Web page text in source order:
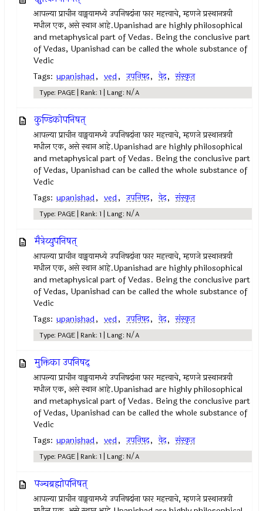
आपल्या प्राचीन वाङ्मयामध्ये उपनिषदांना फार महत्त्वाचे, म्हणजे प्रस्थानत्रयी
मधील एक, असे स्थान आहे.Upanishad are highly philosophical
and metaphysical part of Vedas. Being the conclusive part
of Vedas, Upanishad can be called the whole substance of
Vedic
Tags: upanishad, ved, उपनिषद‌, वेद, संस्कृत
Type: PAGE | Rank: 1 | Lang: N/A
कुण्डिकोपनिषत्
आपल्या प्राचीन वाङ्मयामध्ये उपनिषदांना फार महत्त्वाचे, म्हणजे प्रस्थानत्रयी
मधील एक, असे स्थान आहे.Upanishad are highly philosophical
and metaphysical part of Vedas. Being the conclusive part
of Vedas, Upanishad can be called the whole substance of
Vedic
Tags: upanishad, ved, उपनिषद‌, वेद, संस्कृत
Type: PAGE | Rank: 1 | Lang: N/A
मैत्रेय्युपनिषत्
आपल्या प्राचीन वाङ्मयामध्ये उपनिषदांना फार महत्त्वाचे, म्हणजे प्रस्थानत्रयी
मधील एक, असे स्थान आहे.Upanishad are highly philosophical
and metaphysical part of Vedas. Being the conclusive part
of Vedas, Upanishad can be called the whole substance of
Vedic
Tags: upanishad, ved, उपनिषद‌, वेद, संस्कृत
Type: PAGE | Rank: 1 | Lang: N/A
मुक्तिका उपनिषद्
आपल्या प्राचीन वाङ्मयामध्ये उपनिषदांना फार महत्त्वाचे, म्हणजे प्रस्थानत्रयी
मधील एक, असे स्थान आहे.Upanishad are highly philosophical
and metaphysical part of Vedas. Being the conclusive part
of Vedas, Upanishad can be called the whole substance of
Vedic
Tags: upanishad, ved, उपनिषद‌, वेद, संस्कृत
Type: PAGE | Rank: 1 | Lang: N/A
पञ्चब्रह्मोपनिषत्
आपल्या प्राचीन वाङ्मयामध्ये उपनिषदांना फार महत्त्वाचे, म्हणजे प्रस्थानत्रयी